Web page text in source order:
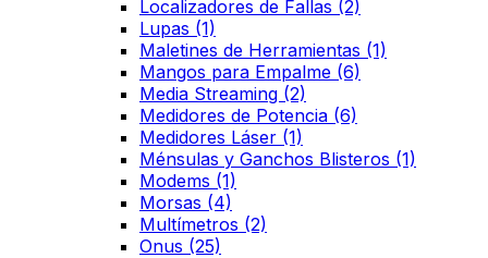
Localizadores de Fallas (2)
Lupas (1)
Maletines de Herramientas (1)
Mangos para Empalme (6)
Media Streaming (2)
Medidores de Potencia (6)
Medidores Láser (1)
Ménsulas y Ganchos Blisteros (1)
Modems (1)
Morsas (4)
Multímetros (2)
Onus (25)